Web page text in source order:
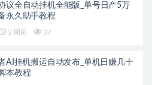
议全自动挂机全能版_单号日产5万
永久助手教程
2 周前 27
AI挂机搬运自动发布_单机日赚几十
本教程